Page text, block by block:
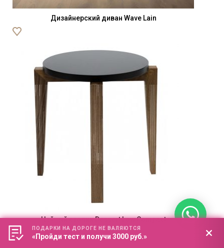
Дизайнерский диван Wave Lain
Чайный столик Dessert Low Compact
ПОДАРКИ НА ДОРОГЕ НЕ ВАЛЯЮТСЯ
«Пройди тест и получи 3000 руб.»